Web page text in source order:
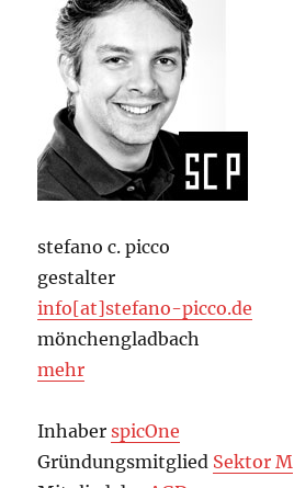
stefano c. picco
gestalter
info[at]stefano-picco.de
mönchengladbach
mehr
InhaberspicOne
Gründungsmitglied Sektor M